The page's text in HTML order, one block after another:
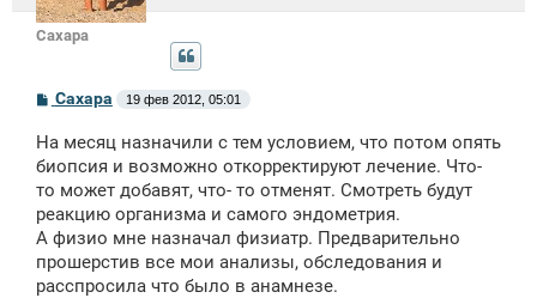
Сахара
С
о
б
щ
н
и
Сахара 19 фев 2012, 05:01
На месяц назначили с тем условием, что потом опять
биопсия и возможно откорректируют лечение. Что-
то может добавят, что- то отменят. Смотреть будут
реакцию организма и самого эндометрия.
А физио мне назначал физиатр. Предварительно
прошерстив все мои анализы, обследования и
расспросила что было в анамнезе.